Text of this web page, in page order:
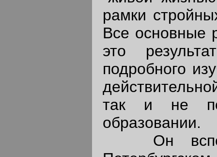
рамки
Все основные
это
подробного
так и не
образовании.
Он